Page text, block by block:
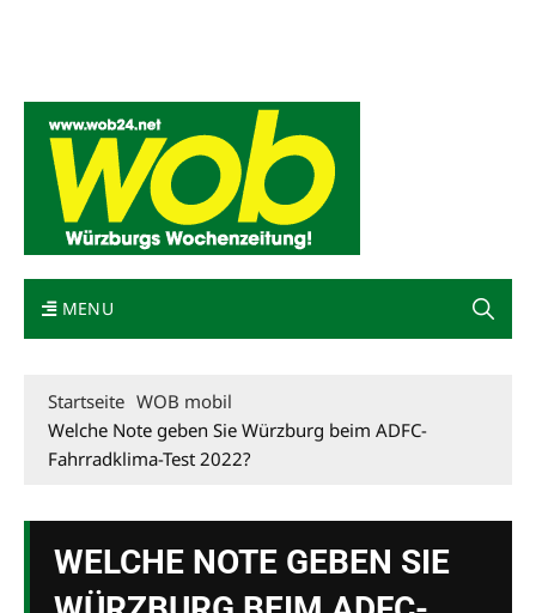
MENU
Startseite WOB mobil
Welche Note geben Sie Würzburg beim ADFC-
Fahrradklima-Test 2022?
WELCHE NOTE GEBEN SIE